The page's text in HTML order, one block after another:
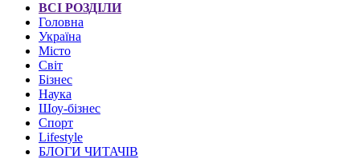
ВСІ РОЗДІЛИ
Головна
Україна
Місто
Світ
Бізнес
Наука
Шоу-бізнес
Спорт
Lifestyle
БЛОГИ ЧИТАЧІВ